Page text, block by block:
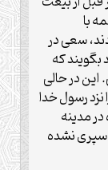
با
سعی در
بگویند که
این در حالی
نزد رسول خدا
مدینه
سپری نشده